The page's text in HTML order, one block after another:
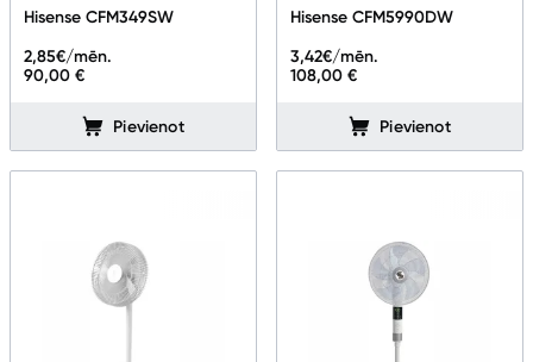
Hisense CFM349SW
90,00 €
2,85€/mēn.
Pievienot
Hisense CFM5990DW
108,00 €
3,42€/mēn.
Pievienot